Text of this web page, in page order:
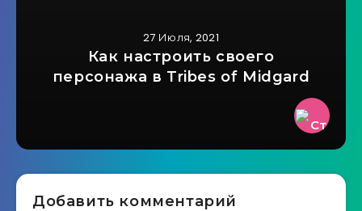
27 Июля, 2021
Как настроить своего
персонажа в Tribes of Midgard
Добавить комментарий